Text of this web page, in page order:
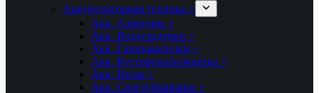
Аккумуляторная техника +
Акк. Аэраторы +
Акк. Воздуходувки +
Акк. Газонокосилки +
Акк. Кусторезы/ножницы +
Акк. Пилы +
Акк. Снегоуборщики +